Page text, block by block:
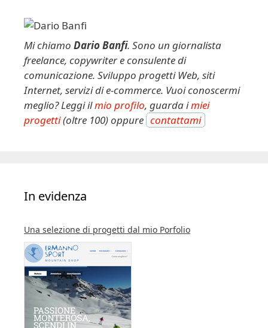
v
Mi chiamo Dario Banfi. Sono un giornalista
freelance, copywriter e consulente di
comunicazione. Sviluppo progetti Web, siti
Internet, servizi di e-commerce. Vuoi conoscermi
meglio? Leggi ilmio profilo, guarda imiei
progetti(oltre 100) oppure contattami
In evidenza
Una selezione di progetti dal mio Porfolio